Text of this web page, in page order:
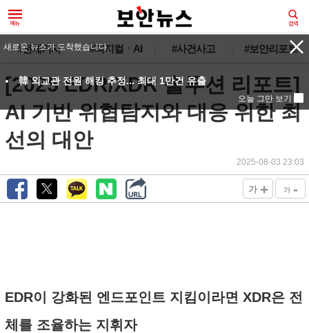
#전체기사 #피지컬ㆍAI #사건사고 #보안리포트
[2025 EDR/XDR 솔루션 리포트]
AI 기반 위협탐지와 대응 위한 최
선의 대안
2025-08-03 23:03
가 + 가 -
EDR이 강화된 엔드포인트 지킴이라면 XDR은 전
체를 조율하는 지휘자
새로운 뉴스가 도착했습니다.
韓 외교관 전원 해킹 추정... 최대 1만건 유출
오늘 그만 보기